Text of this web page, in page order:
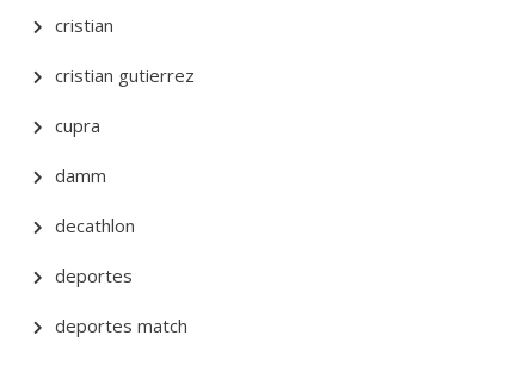
cristian
cristian gutierrez
cupra
damm
decathlon
deportes
deportes match